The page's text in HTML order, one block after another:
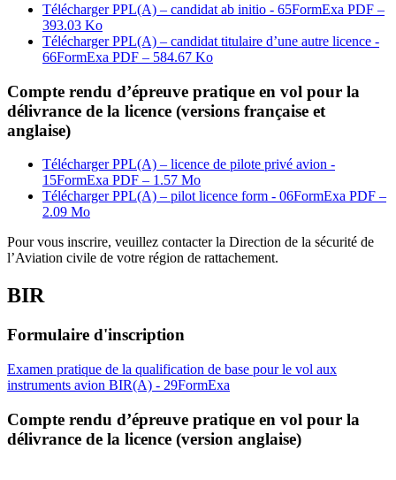
Télécharger PPL(A) – candidat ab initio - 65FormExa PDF –
393.03 Ko
Télécharger PPL(A) – candidat titulaire d’une autre licence -
66FormExa PDF – 584.67 Ko
Compte rendu d’épreuve pratique en vol pour la
délivrance de la licence (versions française et
anglaise)
Télécharger PPL(A) – licence de pilote privé avion -
15FormExa PDF – 1.57 Mo
Télécharger PPL(A) – pilot licence form - 06FormExa PDF –
2.09 Mo
Pour vous inscrire, veuillez contacter la Direction de la sécurité de
l’Aviation civile de votre région de rattachement.
BIR
Formulaire d'inscription
Examen pratique de la qualification de base pour le vol aux
instruments avion BIR(A) - 29FormExa
Compte rendu d’épreuve pratique en vol pour la
délivrance de la licence (version anglaise)